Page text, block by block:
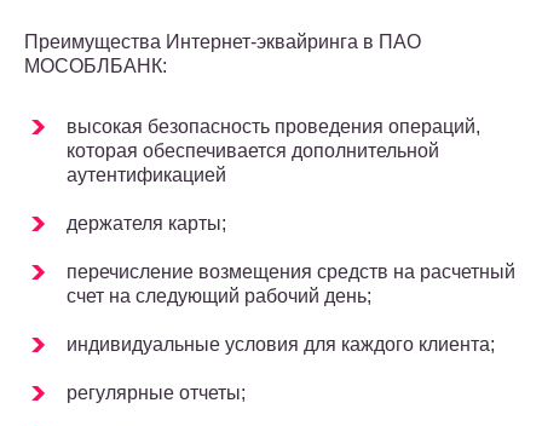
Преимущества Интернет-эквайринга в ПАО
МОСОБЛБАНК:
высокая безопасность проведения операций,
которая обеспечивается дополнительной
аутентификацией
держателя карты;
перечисление возмещения средств на расчетный
счет на следующий рабочий день;
индивидуальные условия для каждого клиента;
регулярные отчеты;